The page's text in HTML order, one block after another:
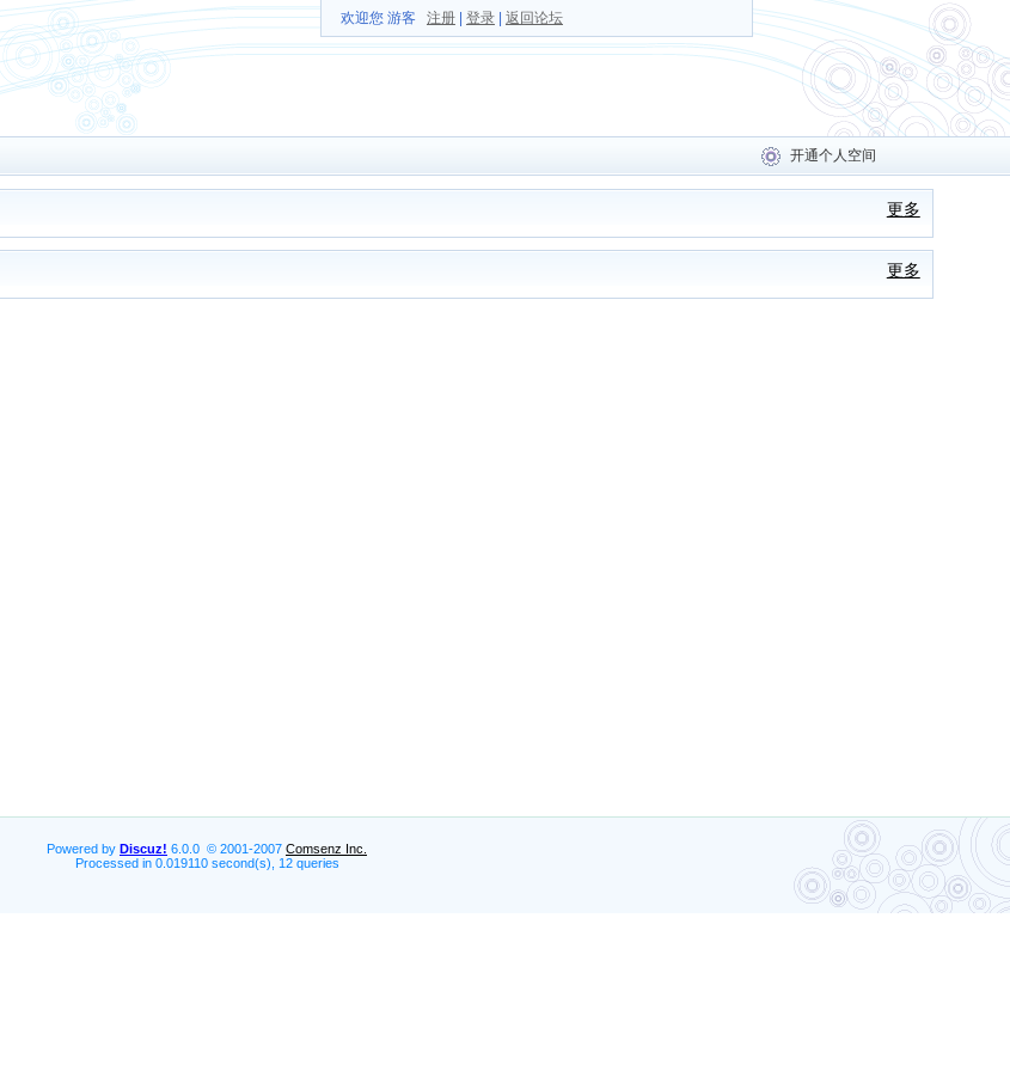
欢迎您 游客 注册| 登录| 返回论坛
开通个人空间
更多
更多
Powered by Discuz! 6.0.0 © 2001-2007 Comsenz Inc.
Processed in 0.019110 second(s), 12 queries